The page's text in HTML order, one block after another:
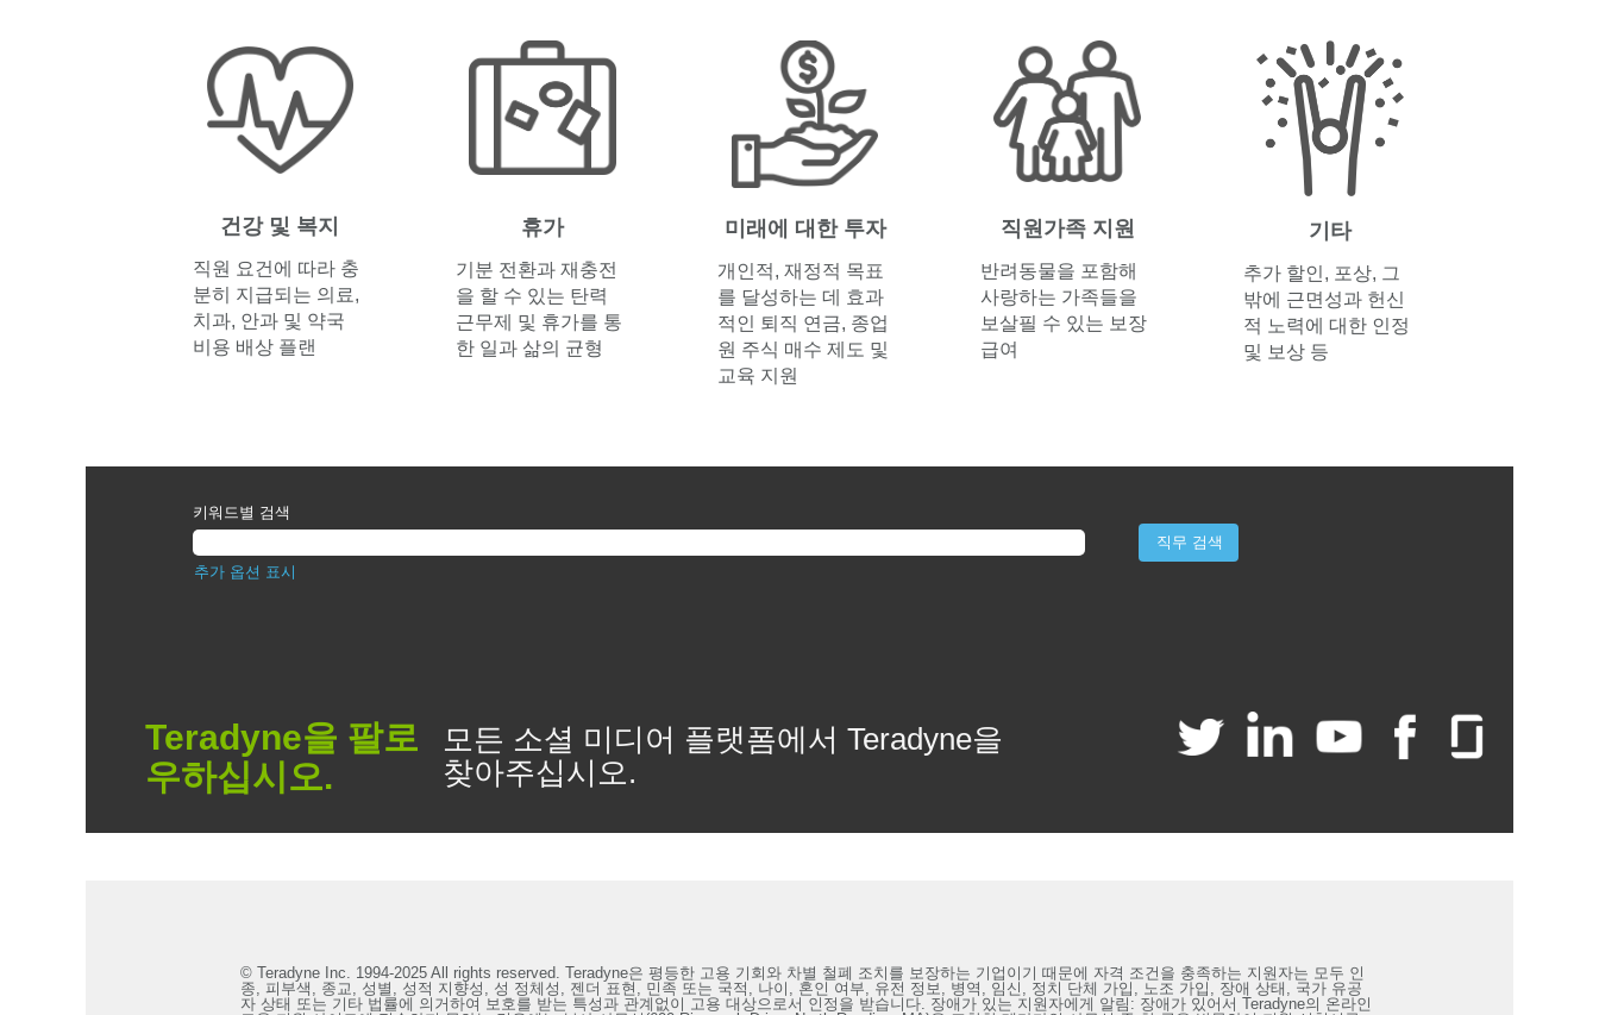
건강 및 복지
직원 요건에 따라 충
분히 지급되는 의료,
치과, 안과 및 약국
비용 배상 플랜
휴가
기분 전환과 재충전
을 할 수 있는 탄력
근무제 및 휴가를 통
한 일과 삶의 균형
미래에 대한 투자
개인적, 재정적 목표
를 달성하는 데 효과
적인 퇴직 연금, 종업
원 주식 매수 제도 및
교육 지원
직원가족 지원
반려동물을 포함해
사랑하는 가족들을
보살필 수 있는 보장
급여
기타
추가 할인, 포상, 그
밖에 근면성과 헌신
적 노력에 대한 인정
및 보상 등
키워드별 검색
추가 옵션 표시
Teradyne을 팔로
우하십시오.
모든 소셜 미디어 플랫폼에서 Teradyne을
찾아주십시오.
© Teradyne Inc. 1994-2025 All rights reserved. Teradyne은 평등한 고용 기회와 차별 철폐 조치를 보장하는 기업이기 때문에 자격 조건을 충족하는 지원자는 모두 인
종, 피부색, 종교, 성별, 성적 지향성, 성 정체성, 젠더 표현, 민족 또는 국적, 나이, 혼인 여부, 유전 정보, 병역, 임신, 정치 단체 가입, 노조 가입, 장애 상태, 국가 유공
자 상태 또는 기타 법률에 의거하여 보호를 받는 특성과 관계없이 고용 대상으로서 인정을 받습니다. 장애가 있는 지원자에게 알림: 장애가 있어서 Teradyne의 온라인